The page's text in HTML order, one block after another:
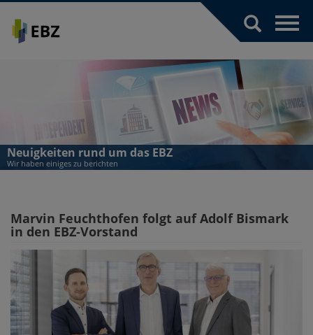
Neuigkeiten rund um das EBZ
Wir haben einiges zu berichten
Marvin Feuchthofen folgt auf Adolf Bismark
in den EBZ-Vorstand